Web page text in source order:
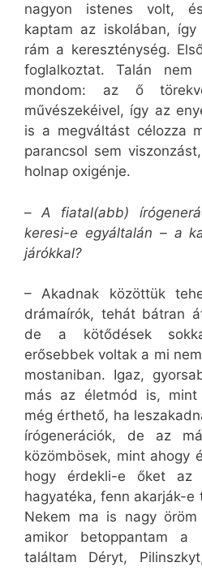
nagyon istenes volt,
kaptam az iskolában,
rám a kereszténység.
foglalkoztat. Talán
mondom: az ő
művészekéivel, így az
is a megváltást célozza
parancsol sem
holnap oxigénje.
–A fiatal(abb)
keresi-e egyáltalán – a
járókkal?
– Akadnak közöttük
drámaírók, tehát bátran
de a kötődések
erősebbek voltak a mi
mostaniban. Igaz,
más az életmód is,
még érthető, ha
írógenerációk, de az
közömbösek, mint ahogy
hogy érdekli-e őket az
hagyatéka, fenn akarják-
Nekem ma is nagy öröm
amikor betoppantam a
találtam Déryt,